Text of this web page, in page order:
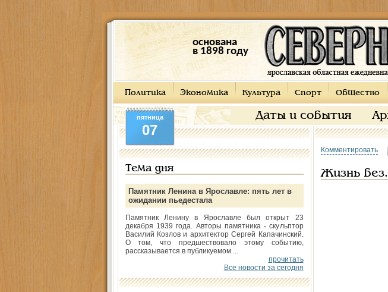
основана
в 1898 году
Политика Экономика Культура Спорт Общество
Даты и события
пятница
07
Тема дня
Памятник Ленина в Ярославле: пять лет в
ожидании пьедестала
Памятник Ленину в Ярославле был открыт 23
декабря 1939 года. Авторы памятника - скульптор
Василий Козлов и архитектор Сергей Капачинский.
О том, что предшествовало этому событию,
рассказывается в публикуемом ...
прочитать
Все новости за сегодня
Комментировать
Жизнь